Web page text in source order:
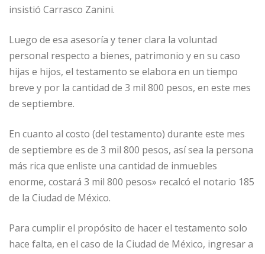
insistió Carrasco Zanini.
Luego de esa asesoría y tener clara la voluntad
personal respecto a bienes, patrimonio y en su caso
hijas e hijos, el testamento se elabora en un tiempo
breve y por la cantidad de 3 mil 800 pesos, en este mes
de septiembre.
En cuanto al costo (del testamento) durante este mes
de septiembre es de 3 mil 800 pesos, así sea la persona
más rica que enliste una cantidad de inmuebles
enorme, costará 3 mil 800 pesos» recalcó el notario 185
de la Ciudad de México.
Para cumplir el propósito de hacer el testamento solo
hace falta, en el caso de la Ciudad de México, ingresar a